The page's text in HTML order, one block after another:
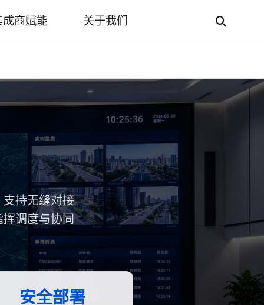
成商赋能 关于我们
持无缝对接
调度与协同
安全部署